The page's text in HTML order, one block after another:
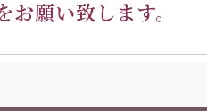
お願い致します。